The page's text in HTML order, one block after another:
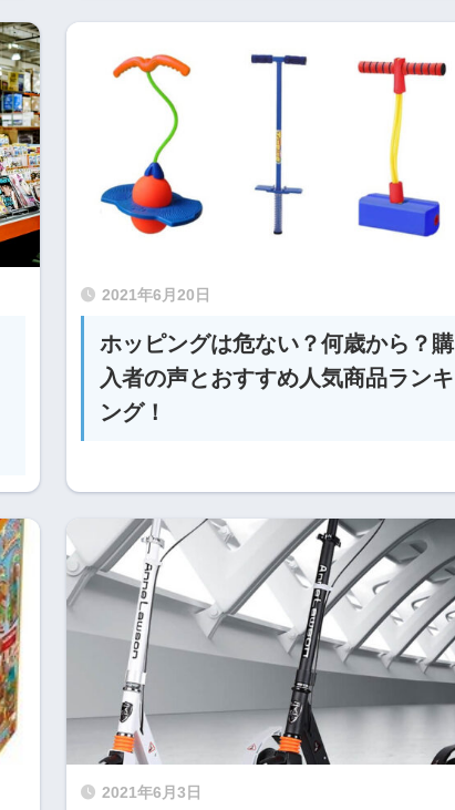
2021年6月20日
ホッピングは危ない？何歳から？購
入者の声とおすすめ人気商品ランキ
ング！
2021年6月3日